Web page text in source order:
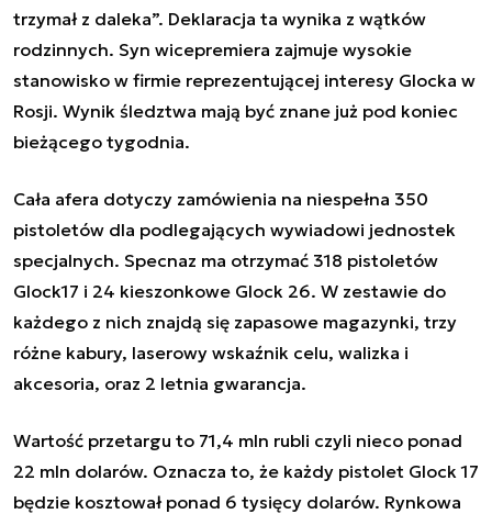
trzymał z daleka”. Deklaracja ta wynika z wątków
rodzinnych. Syn wicepremiera zajmuje wysokie
stanowisko w firmie reprezentującej interesy Glocka w
Rosji. Wynik śledztwa mają być znane już pod koniec
bieżącego tygodnia.
Cała afera dotyczy zamówienia na niespełna 350
pistoletów dla podlegających wywiadowi jednostek
specjalnych. Specnaz ma otrzymać 318 pistoletów
Glock17 i 24 kieszonkowe Glock 26. W zestawie do
każdego z nich znajdą się zapasowe magazynki, trzy
różne kabury, laserowy wskaźnik celu, walizka i
akcesoria, oraz 2 letnia gwarancja.
Wartość przetargu to 71,4 mln rubli czyli nieco ponad
22 mln dolarów. Oznacza to, że każdy pistolet Glock 17
będzie kosztował ponad 6 tysięcy dolarów. Rynkowa